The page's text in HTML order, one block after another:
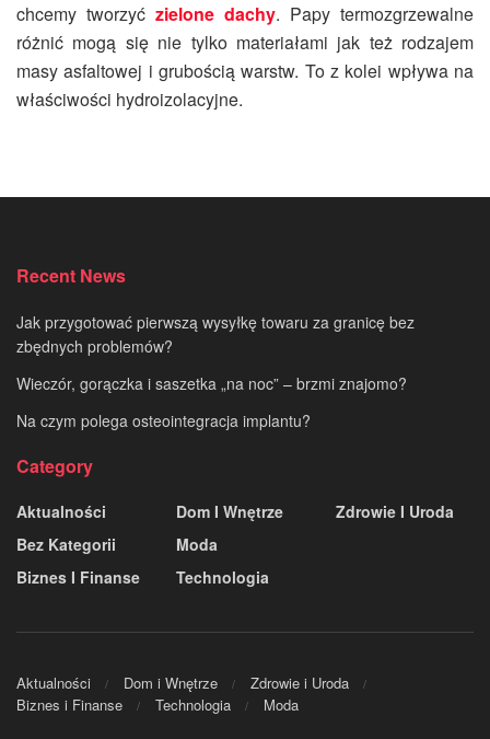
chcemy tworzyć zielone dachy. Papy termozgrzewalne
różnić mogą się nie tylko materiałami jak też rodzajem
masy asfaltowej i grubością warstw. To z kolei wpływa na
właściwości hydroizolacyjne.
Recent News
Jak przygotować pierwszą wysyłkę towaru za granicę bez
zbędnych problemów?
Wieczór, gorączka i saszetka „na noc” – brzmi znajomo?
Na czym polega osteointegracja implantu?
Category
Aktualności
Bez Kategorii
Biznes I Finanse
Dom I Wnętrze
Moda
Technologia
Zdrowie I Uroda
Aktualności Dom i Wnętrze
Zdrowie i Uroda
Biznes i Finanse
Technologia Moda